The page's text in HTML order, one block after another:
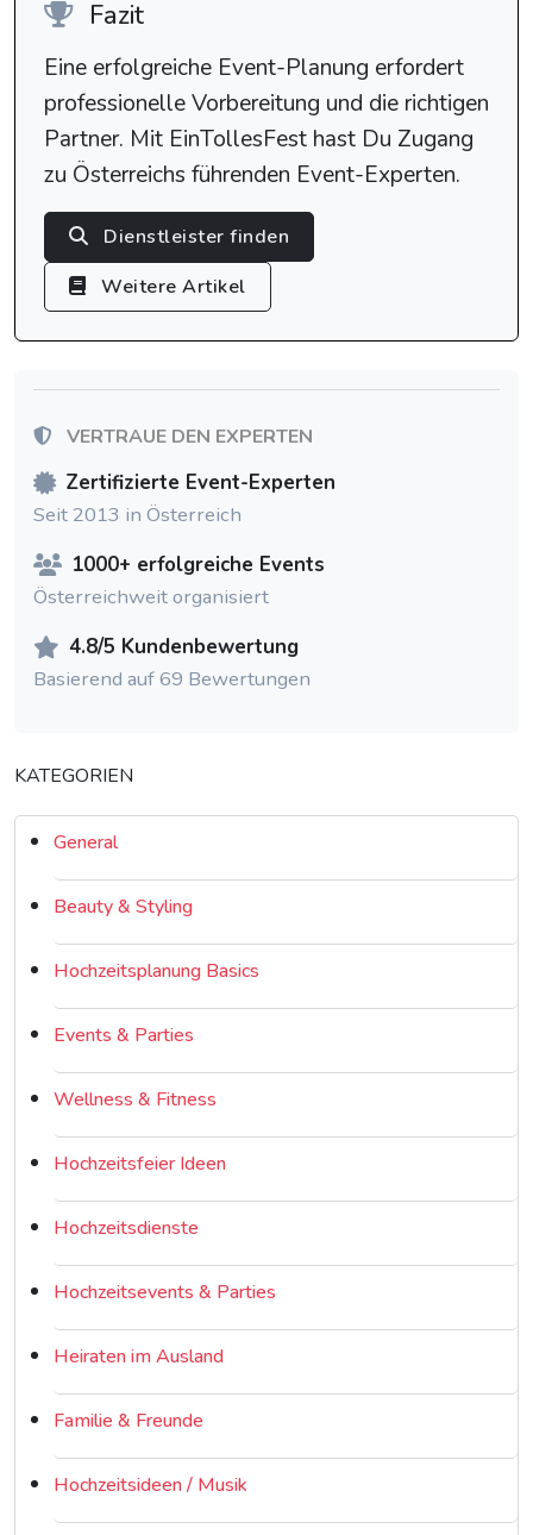
Fazit
Eine erfolgreiche Event-Planung erfordert
professionelle Vorbereitung und die richtigen
Partner. Mit EinTollesFest hast Du Zugang
zu Österreichs führenden Event-Experten.
Dienstleister finden
Weitere Artikel
VERTRAUE DEN EXPERTEN
Zertifizierte Event-Experten
Seit 2013 in Österreich
1000+ erfolgreiche Events
Österreichweit organisiert
4.8/5 Kundenbewertung
Basierend auf 69 Bewertungen
KATEGORIEN
General
Beauty & Styling
Hochzeitsplanung Basics
Events & Parties
Wellness & Fitness
Hochzeitsfeier Ideen
Hochzeitsdienste
Hochzeitsevents & Parties
Heiraten im Ausland
Familie & Freunde
Hochzeitsideen / Musik